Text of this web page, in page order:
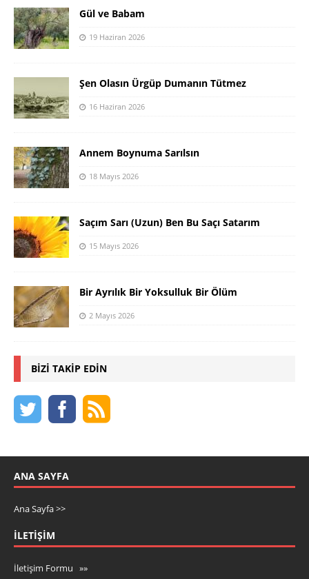
Gül ve Babam
19 Haziran 2026
Şen Olasın Ürgüp Dumanın Tütmez
16 Haziran 2026
Annem Boynuma Sarılsın
18 Mayıs 2026
Saçım Sarı (Uzun) Ben Bu Saçı Satarım
15 Mayıs 2026
Bir Ayrılık Bir Yoksulluk Bir Ölüm
2 Mayıs 2026
BIZI TAKIP EDIN
ANA SAYFA
Ana Sayfa >>
İLETIŞIM
İletişim Formu »»